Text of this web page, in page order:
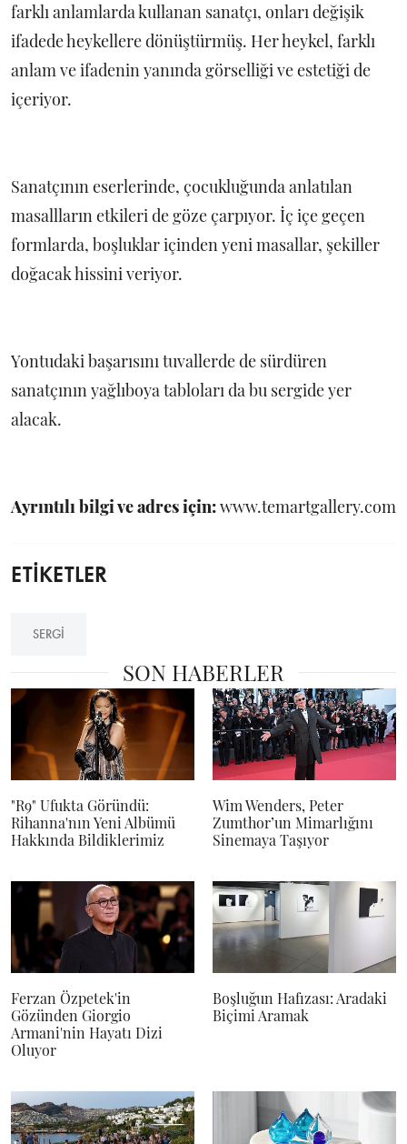
farklı anlamlarda kullanan sanatçı, onları değişik
ifadede heykellere dönüştürmüş. Her heykel, farklı
anlam ve ifadenin yanında görselliği ve estetiği de
içeriyor.
Sanatçının eserlerinde, çocukluğunda anlatılan
masallların etkileri de göze çarpıyor. İç içe geçen
formlarda, boşluklar içinden yeni masallar, şekiller
doğacak hissini veriyor.
Yontudaki başarısını tuvallerde de sürdüren
sanatçının yağlıboya tabloları da bu sergide yer
alacak.
Ayrıntılı bilgi ve adres için:www.temartgallery.com
ETİKETLER
SERGI
SON HABERLER
"R9" Ufukta Göründü:
Rihanna'nın Yeni Albümü
Hakkında Bildiklerimiz
Wim Wenders, Peter
Zumthor’un Mimarlığını
Sinemaya Taşıyor
Ferzan Özpetek'in
Gözünden Giorgio
Armani'nin Hayatı Dizi
Oluyor
Boşluğun Hafızası: Aradaki
Biçimi Aramak